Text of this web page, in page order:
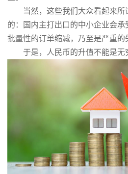
当然，这些我们大众看起来所
的：国内主打出口的中小企业会
批量性的订单缩减，乃至是严重的
于是，人民币的升值不能是无